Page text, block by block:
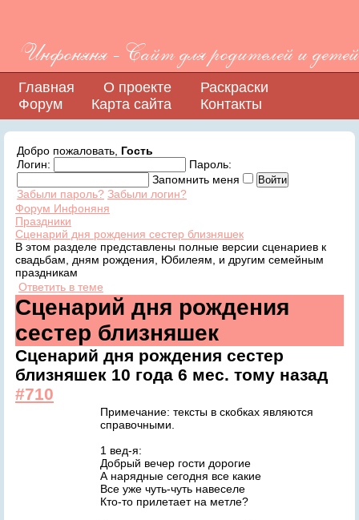
Инфоняня - Сайт для родителей и детей
Главная О проекте
Раскраски
Форум
Карта сайта Контакты
Добро пожаловать, Гость
Логин:
Пароль:
Запомнить меня
Забыли пароль? Забыли логин?
Форум Инфоняня
Праздники
Сценарий дня рождения сестер близняшек
В этом разделе представлены полные версии сценариев к
свадьбам, дням рождения, Юбилеям, и другим семейным
праздникам
Ответить в теме
Сценарий дня рождения
сестер близняшек
Сценарий дня рождения сестер
близняшек 10 года 6 мес. тому назад
#710
Примечание: тексты в скобках являются
справочными.
1 вед-я:
Добрый вечер гости дорогие
А нарядные сегодня все какие
Все уже чуть-чуть навеселе
Кто-то прилетает на метле?